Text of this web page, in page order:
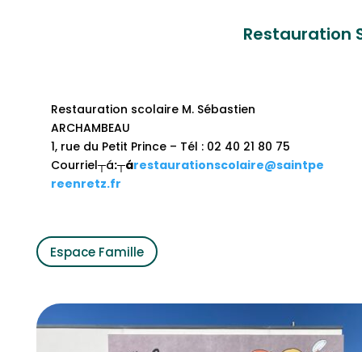
Restauration
Restauration scolaire M. Sébastien
ARCHAMBEAU
1, rue du Petit Prince – Tél : 02 40 21 80 75
Courriel┬á:┬árestaurationscolaire@saintpe
reenretz.fr
Espace Famille